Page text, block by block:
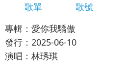
歌單 歌號
專輯：愛你我驕傲
發行：2025-06-10
演唱：林琇琪